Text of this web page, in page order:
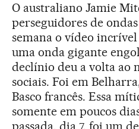
O australiano Jamie
perseguidores de
semana o vídeo
uma onda gigante
declínio deu a volta ao
sociais. Foi em
Basco francês. Essa
somente em poucos
passada, dia 7, foi um